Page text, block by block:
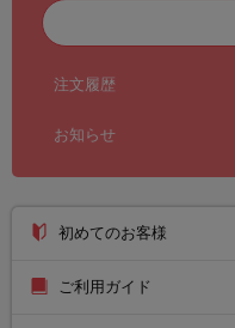
注文履歴
お知らせ
初めてのお客様
ご利用ガイド